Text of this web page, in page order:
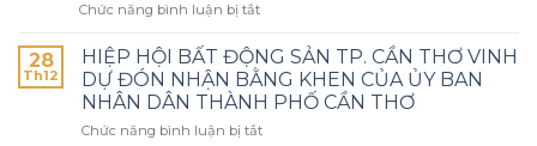
Chức năng bình luận bị tắt
28
Th12
HIỆP HỘI BẤT ĐỘNG SẢN TP. CẦN THƠ VINH
DỰ ĐÓN NHẬN BẰNG KHEN CỦA ỦY BAN
NHÂN DÂN THÀNH PHỐ CẦN THƠ
Chức năng bình luận bị tắt